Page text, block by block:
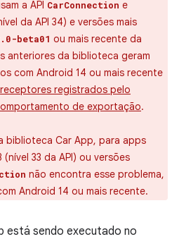
a API CarConnection e
da API 34) e versões mais
beta01 ou mais recente da
anteriores da biblioteca geram
com Android 14 ou mais recente
receptores registrados pelo
de exportação.
biblioteca Car App, para apps
33 da API) ou versões
não encontra esse problema,
Android 14 ou mais recente.
está sendo executado no